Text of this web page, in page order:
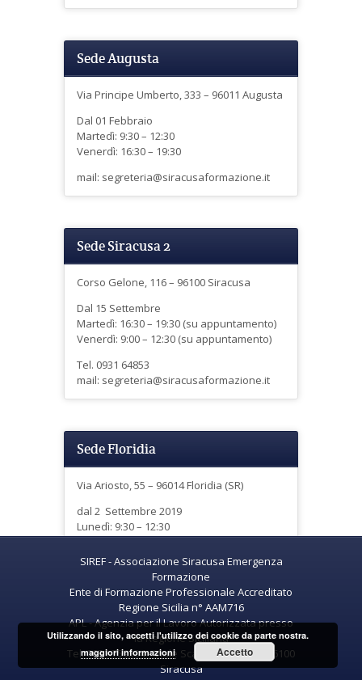
Sede Augusta
Via Principe Umberto, 333 – 96011 Augusta
Dal 01 Febbraio
Martedì: 9:30 – 12:30
Venerdì: 16:30 – 19:30
mail: segreteria@siracusaformazione.it
Sede Siracusa 2
Corso Gelone, 116 – 96100 Siracusa
Dal 15 Settembre
Martedì: 16:30 – 19:30 (su appuntamento)
Venerdì: 9:00 – 12:30 (su appuntamento)
Tel. 0931 64853
mail: segreteria@siracusaformazione.it
Sede Floridia
Via Ariosto, 55 – 96014 Floridia (SR)
dal 2 Settembre 2019
Lunedì: 9:30 – 12:30
Giovedì: 16:30 – 19:30
Tel. 351 50 30 535
siref.formazione@gmail.com
SIREF - Associazione Siracusa Emergenza
Formazione
Ente di Formazione Professionale Accreditato
Regione Sicilia n° AAM716
APL - Agenzia per il Lavoro Autorizzata presso
la Regione Siciliana
Tel. 0931.759534 - Viale Scala Greca 469 - 96100
Siracusa
Utilizzando il sito, accetti l'utilizzo dei cookie da parte nostra.
maggiori informazioni
Accetto